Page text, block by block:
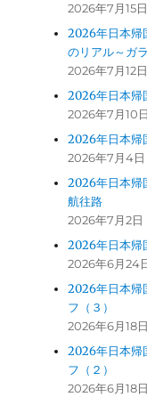
2026年7月15日
2026年日本帰
のリアル～ガ
2026年7月12日
2026年日本帰
2026年7月10日
2026年日本帰
2026年7月4日
2026年日本帰
航往路
2026年7月2日
2026年日本帰
2026年6月24
2026年日本帰
フ（３）
2026年6月18日
2026年日本帰
フ（２）
2026年6月18日